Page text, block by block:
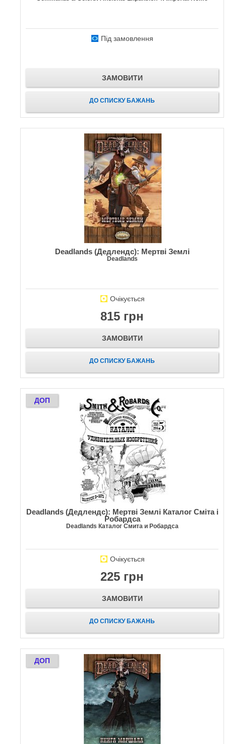
Під замовлення
ЗАМОВИТИ
ДО СПИСКУ БАЖАНЬ
Deadlands (Дедлендс): Мертві Землі
Deadlands
Очікується
815 грн
ЗАМОВИТИ
ДО СПИСКУ БАЖАНЬ
ДОП
Deadlands (Дедлендс): Мертві Землі Каталог Сміта і
Робардса
Deadlands Каталог Смита и Робардса
Очікується
225 грн
ЗАМОВИТИ
ДО СПИСКУ БАЖАНЬ
ДОП